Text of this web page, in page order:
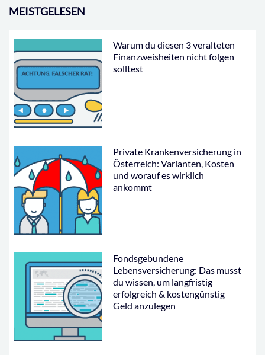
MEISTGELESEN
Warum du diesen 3 veralteten
Finanzweisheiten nicht folgen
solltest
Private Krankenversicherung in
Österreich: Varianten, Kosten
und worauf es wirklich
ankommt
Fondsgebundene
Lebensversicherung: Das musst
du wissen, um langfristig
erfolgreich & kostengünstig
Geld anzulegen